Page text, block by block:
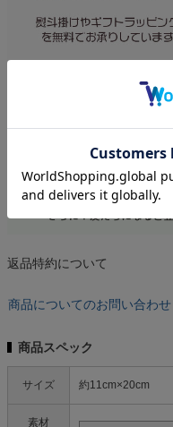
返品特約について
商品についてのお問い合わせ
商品スペック
サイズ 約11cm×20cm
素材